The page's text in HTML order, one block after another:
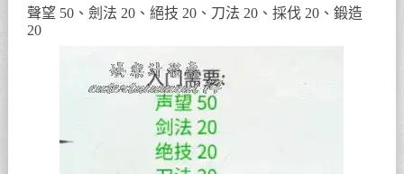
聲望 50、劍法 20、絕技 20、刀法 20、採伐 20、鍛造
20